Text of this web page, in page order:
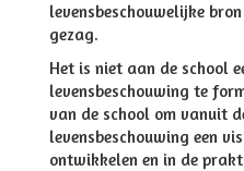
levensbeschouwelijke
gezag.
Het is niet aan de school
levensbeschouwing te
van de school om vanuit
levensbeschouwing een
ontwikkelen en in de